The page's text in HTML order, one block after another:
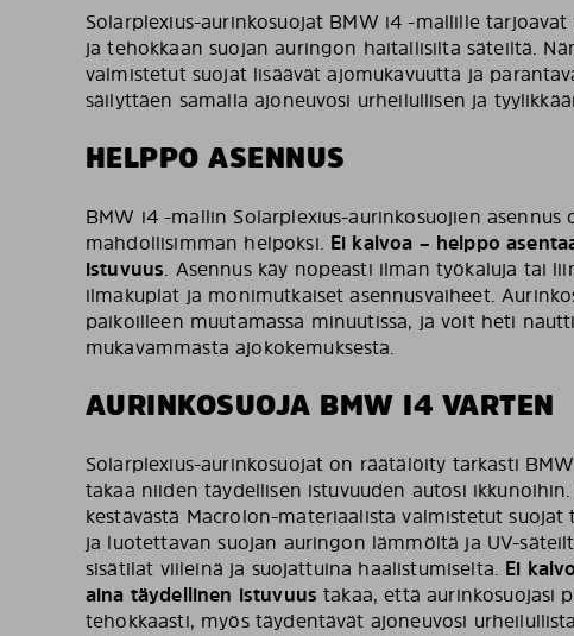
Solarplexius-aurinkosuojat BMW i4 -mallille
ja tehokkaan suojan auringon haitallisilta säteiltä.
valmistetut suojat lisäävät ajomukavuutta ja
säilyttäen samalla ajoneuvosi urheilullisen ja
HELPPO ASENNUS
BMW i4 -mallin Solarplexius-aurinkosuojien asennus
mahdollisimman helpoksi. Ei kalvoa – helppo
istuvuus. Asennus käy nopeasti ilman työkaluja tai
ilmakuplat ja monimutkaiset asennusvaiheet.
paikoilleen muutamassa minuutissa, ja voit heti
mukavammasta ajokokemuksesta.
AURINKOSUOJA BMW I4 VARTEN
Solarplexius-aurinkosuojat on räätälöity tarkasti
takaa niiden täydellisen istuvuuden autosi
kestävästä Macrolon-materiaalista valmistetut suojat
ja luotettavan suojan auringon lämmöltä ja UV-
sisätilat viileinä ja suojattuina haalistumiselta. Ei
aina täydellinen istuvuus takaa, että aurinkosuojasi
tehokkaasti, myös täydentävät ajoneuvosi